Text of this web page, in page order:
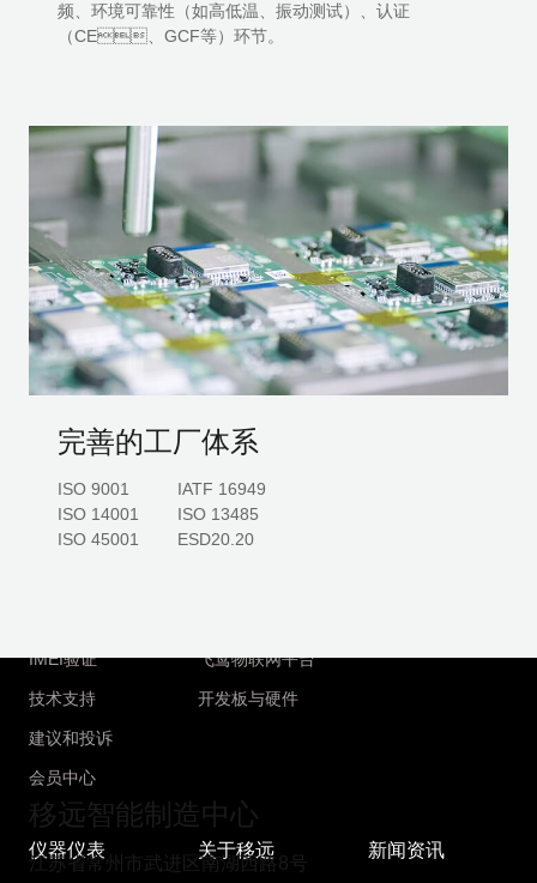
频、环境可靠性（如高低温、振动测试）、认证
（CE、GCF等）环节。
完善的工厂体系
ISO 9001          IATF 16949
ISO 14001        ISO 13485
ISO 45001        ESD20.20
移远智能制造中心
江苏省常州市武进区南湖西路8号
GNSS
智能
天线
EVB
产品选型
移远商城
认证与测试服务
远程监测与控制
QTSS服务
下载专区
技术论坛
IMEI验证
技术支持
建议和投诉
会员中心
Quectel Pi
QuecPython
UniKnect
飞鸢物联网平台
开发板与硬件
仪器仪表 关于移远 新闻资讯